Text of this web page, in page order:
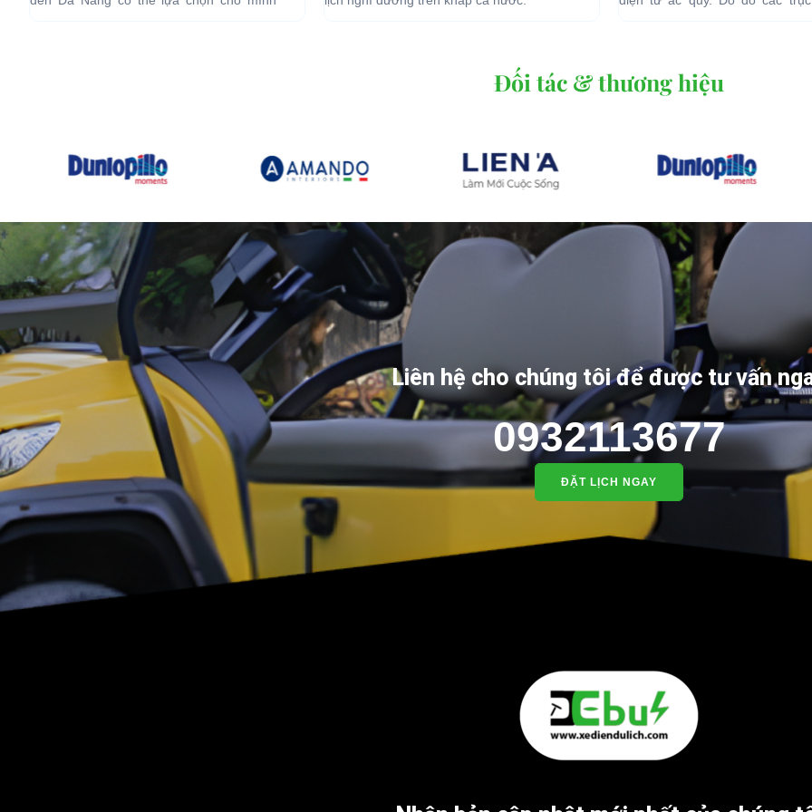
Đối tác & thương hiệu
Liên hệ cho chúng tôi để được tư vấn
0932113677
ĐẶT LỊCH NGAY